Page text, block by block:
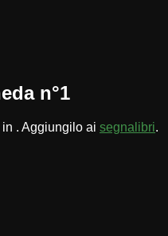
n°1
. Aggiungilo ai segnalibri.